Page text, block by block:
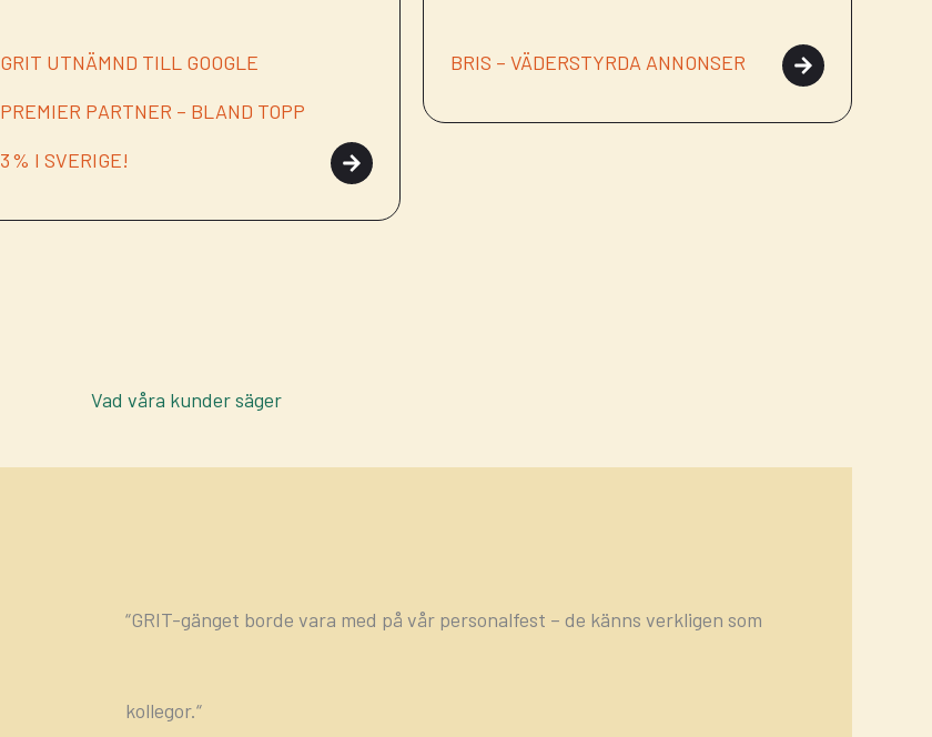
GRIT UTNÄMND TILL GOOGLE
PREMIER PARTNER – BLAND TOPP
3 % I SVERIGE!
BRIS – VÄDERSTYRDA ANNONSER
Vad våra kunder säger
“GRIT-gänget borde vara med på vår personalfest – de känns verkligen som
kollegor.“